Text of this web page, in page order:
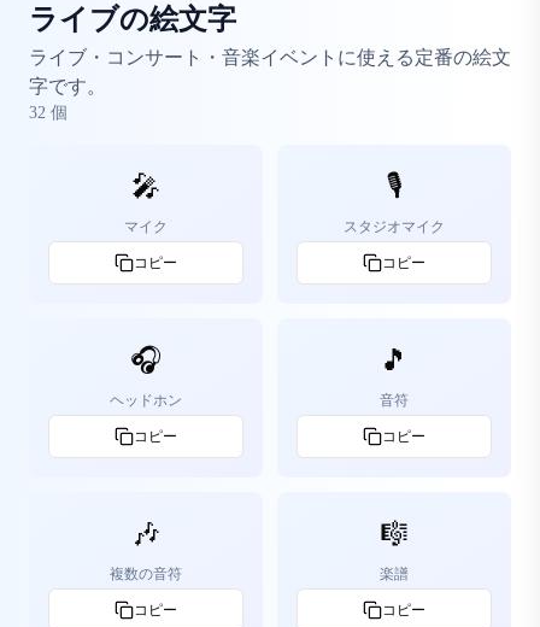
ライブの絵文字
ライブ・コンサート・音楽イベントに使える定番の絵文
字です。
32 個
🎤
マイク
コピー
🎙️
スタジオマイク
コピー
🎧
ヘッドホン
コピー
🎵
音符
コピー
🎶
複数の音符
コピー
🎼
楽譜
コピー